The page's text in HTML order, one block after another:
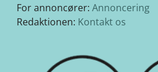
For annoncører: Annoncering
Redaktionen: Kontakt os